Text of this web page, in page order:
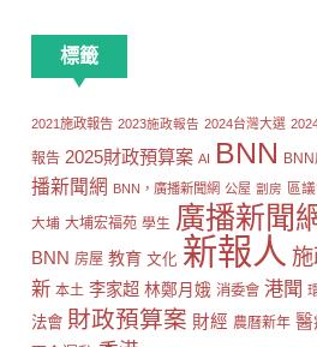
標籤
2021施政報告 2023施政報告 2024台灣大選
報告 2025財政預算案 AI BNN
播新聞網 BNN，廣播新聞網 公屋 劏房 區
大埔 大埔宏福苑 學生 廣播新聞
BNN 房屋 教育 文化 新報人
新 本土 李家超 林鄭月娥 消委會 港聞
法會 財政預算案 財經 農曆新年 醫